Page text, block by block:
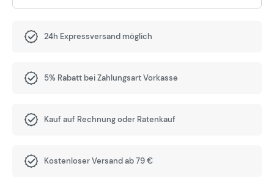
24h Expressversand möglich
5% Rabatt bei Zahlungsart Vorkasse
Kauf auf Rechnung oder Ratenkauf
Kostenloser Versand ab 79 €